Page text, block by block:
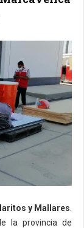
y Mallares
la provincia de